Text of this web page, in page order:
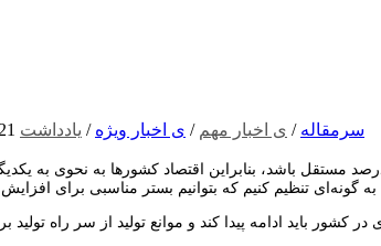
سرمقاله / ی اخبار مهم / ی اخبار ویژه / یادداشت 23
مستقل باشد، بنابراین اقتصاد کشورها به نحوی به